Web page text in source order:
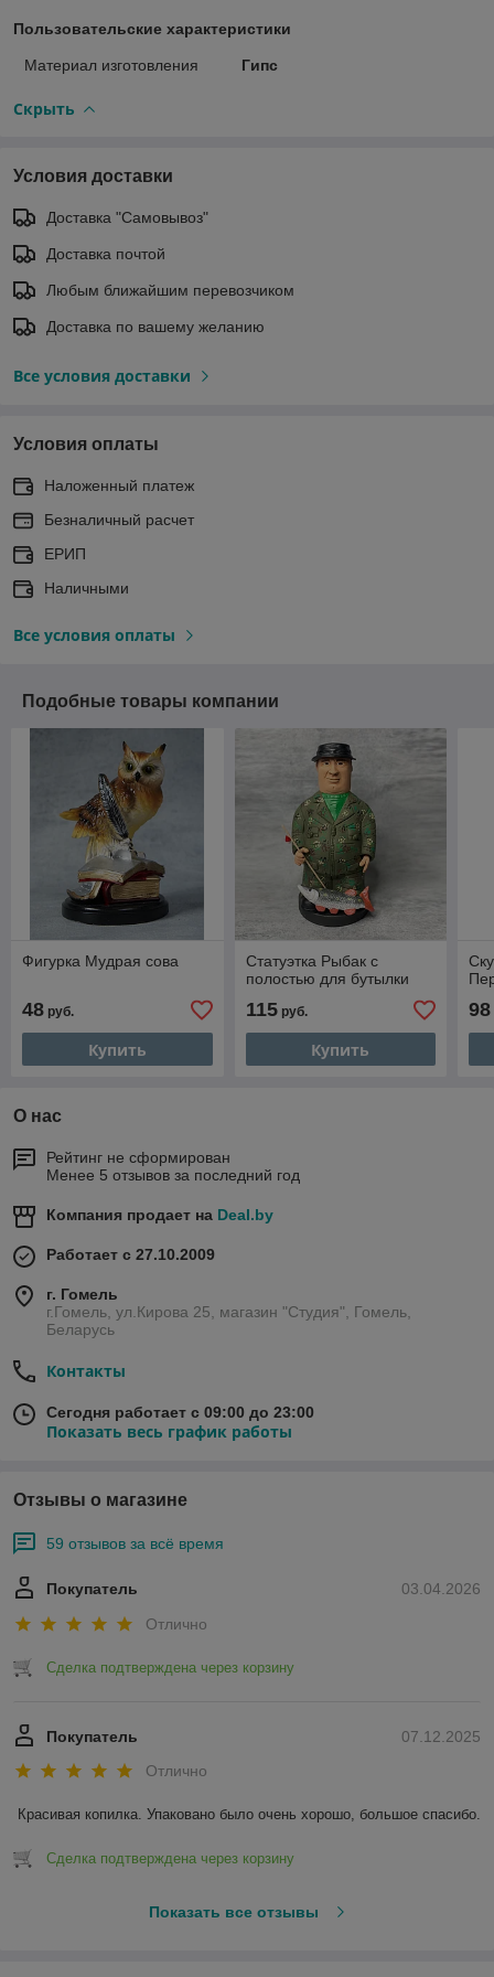
Пользовательские характеристики
Материал изготовления Гипс
Скрыть
Условия доставки
Доставка "Самовывоз"
Доставка почтой
Любым ближайшим перевозчиком
Доставка по вашему желанию
Все условия доставки
Условия оплаты
Наложенный платеж
Безналичный расчет
ЕРИП
Наличными
Все условия оплаты
Подобные товары компании
Фигурка Мудрая сова
48 руб.
Купить
Статуэтка Рыбак с
полостью для бутылки
115руб.
Купить
98
О нас
Рейтинг не сформирован
Менее 5 отзывов за последний год
Компания продает на Deal.by
Работает с 27.10.2009
г. Гомель
г.Гомель, ул.Кирова 25, магазин "Студия", Гомель,
Беларусь
Контакты
Сегодня работает с 09:00 до 23:00
Показать весь график работы
Отзывы о магазине
59 отзывов за всё время
03.04.2026
Покупатель
Отлично
Сделка подтверждена через корзину
07.12.2025
Покупатель
Отлично
Красивая копилка. Упаковано было очень хорошо, большое спасибо.
Сделка подтверждена через корзину
Показать все отзывы